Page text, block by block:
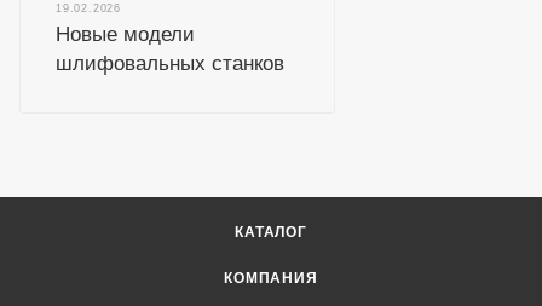
19.02.2026
Новые модели
шлифовальных станков
КАТАЛОГ
КОМПАНИЯ